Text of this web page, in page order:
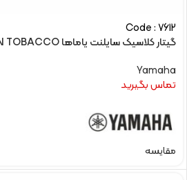
Code : 7612
گیتار کلاسیک سایلنت یاماها SLG200N TOBACCO
Yamaha
تماس بگیرید
مقایسه